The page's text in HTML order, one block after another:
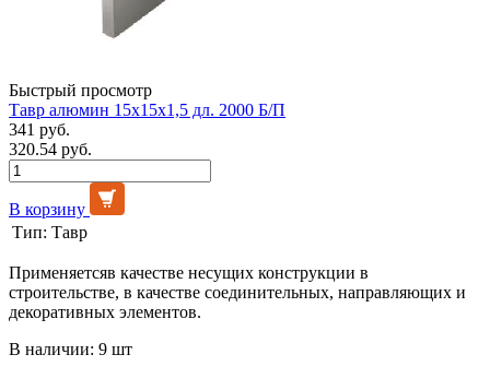
Быстрый просмотр
Тавр алюмин 15х15х1,5 дл. 2000 Б/П
341 руб.
320.54 руб.
В корзину
Тип: Тавр
Применяетсяв качестве несущих конструкции в
строительстве, в качестве соединительных, направляющих и
декоративных элементов.
В наличии: 9 шт